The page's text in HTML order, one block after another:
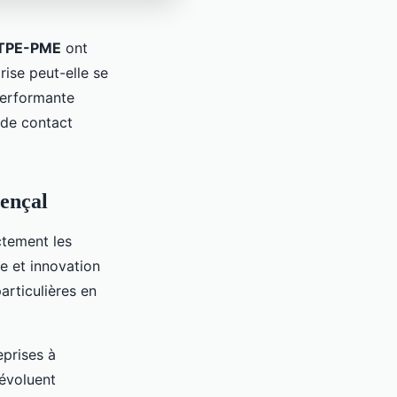
PME ont
peut-elle se
contact
les
et innovation
en
à